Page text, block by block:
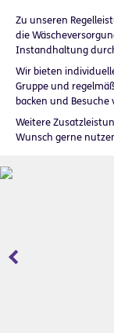
Zu unseren
die
Instandhaltung
Wir bieten
Gruppe und
backen und
Weitere
Wunsch gerne
Zurück